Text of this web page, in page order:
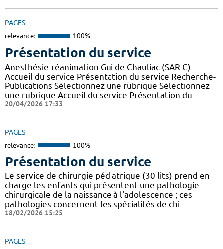
PAGES
relevance: 100%
Présentation du service
Anesthésie-réanimation Gui de Chauliac (SAR C)
Accueil du service Présentation du service Recherche-
Publications Sélectionnez une rubrique Sélectionnez
une rubrique Accueil du service Présentation du
20/04/2026 17:33
PAGES
relevance: 100%
Présentation du service
Le service de chirurgie pédiatrique (30 lits) prend en
charge les enfants qui présentent une pathologie
chirurgicale de la naissance à l'adolescence ; ces
pathologies concernent les spécialités de chi
18/02/2026 15:25
PAGES